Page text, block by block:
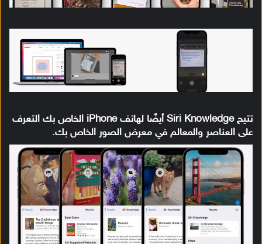
تتيح Siri Knowledge أيضًا لهاتف iPhone الخاص بك التعرف
على العناصر والمعالم في معرض الصور الخاص بك.